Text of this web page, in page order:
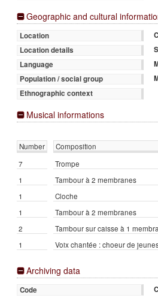
Geographic and cultural
Location
Location details
Language
Population / social group
Ethnographic context
Musical informations
Number Composition
7
Trompe
1
Tambour à 2 membranes
1
Cloche
1
Tambour à 2 membranes
2
Tambour sur caisse à 1
1
Voix chantée : choeur de
Archiving data
Code